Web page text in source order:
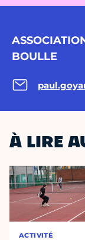
BOULLE
À LIRE
ACTIVITÉ